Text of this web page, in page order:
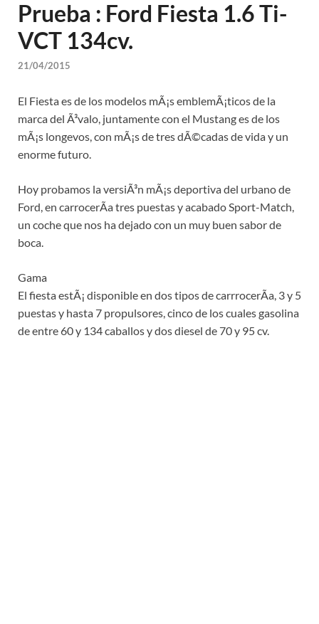
Prueba : Ford Fiesta 1.6 Ti-
VCT 134cv.
21/04/2015
El Fiesta es de los modelos mÃ¡s emblemÃ¡ticos de la
marca del Ã³valo, juntamente con el Mustang es de los
mÃ¡s longevos, con mÃ¡s de tres dÃ©cadas de vida y un
enorme futuro.
Hoy probamos la versiÃ³n mÃ¡s deportiva del urbano de
Ford, en carrocerÃ­a tres puestas y acabado Sport-Match,
un coche que nos ha dejado con un muy buen sabor de
boca.
Gama
El fiesta estÃ¡ disponible en dos tipos de carrrocerÃ­a, 3 y 5
puestas y hasta 7 propulsores, cinco de los cuales gasolina
de entre 60 y 134 caballos y dos diesel de 70 y 95 cv.